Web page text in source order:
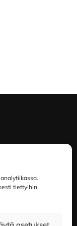
tiettyihin